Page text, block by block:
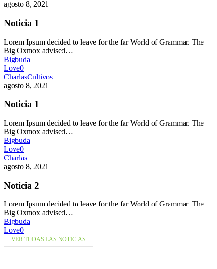
agosto 8, 2021
Noticia 1
Lorem Ipsum decided to leave for the far World of Grammar. The
Big Oxmox advised…
Bigbuda
Love0
CharlasCultivos
agosto 8, 2021
Noticia 1
Lorem Ipsum decided to leave for the far World of Grammar. The
Big Oxmox advised…
Bigbuda
Love0
Charlas
agosto 8, 2021
Noticia 2
Lorem Ipsum decided to leave for the far World of Grammar. The
Big Oxmox advised…
Bigbuda
Love0
VER TODAS LAS NOTICIAS